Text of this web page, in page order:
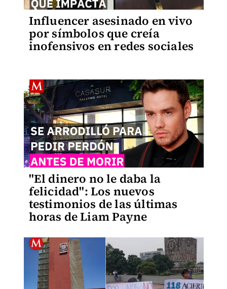
Influencer asesinado en vivo
por símbolos que creía
inofensivos en redes sociales
"El dinero no le daba la
felicidad": Los nuevos
testimonios de las últimas
horas de Liam Payne